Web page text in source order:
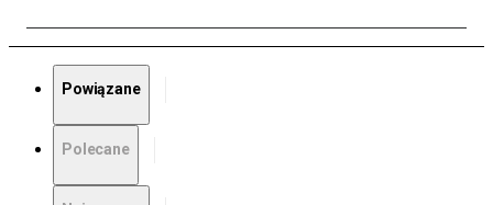
Powiązane
Polecane